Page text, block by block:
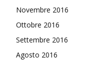
Novembre 2016
Ottobre 2016
Settembre 2016
Agosto 2016